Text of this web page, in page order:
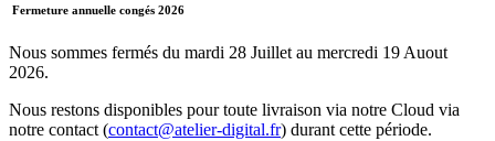
Fermeture annuelle congés 2026
Nous sommes fermés du mardi 28 Juillet au mercredi 19 Auout
2026.
Nous restons disponibles pour toute livraison via notre Cloud via
notre contact (contact@atelier-digital.fr) durant cette période.